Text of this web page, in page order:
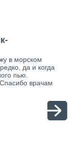
в морском
да и когда
пью.
врачам